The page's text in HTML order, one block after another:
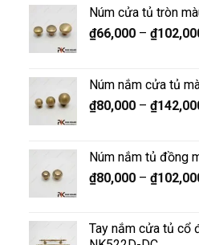
Núm cửa tủ tròn
₫66,000– ₫
Núm nắm cửa tủ
₫80,000– ₫
Núm nắm tủ đồng
₫80,000– ₫
Tay nắm cửa tủ cổ